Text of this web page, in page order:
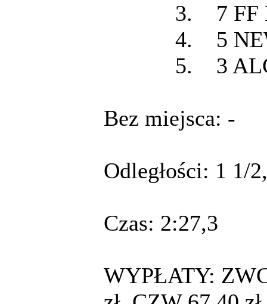
3. 7 FF
4. 5
5. 3
Bez miejsca: -
Odległości: 1 1/
Czas: 2:27,3
WYPŁATY: